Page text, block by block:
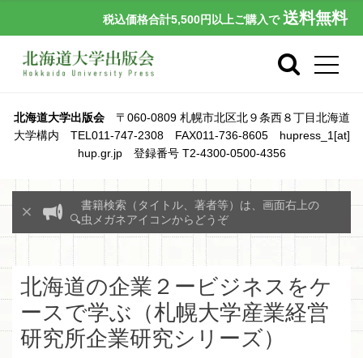
税込価格合計5,500円以上ご購入で 送料無料
北海道大学出版会〒060-0809 札幌市北区北９条西８丁目北海道
大学構内 TEL011-747-2308 FAX011-736-8605 hupress_1[at]
hup.gr.jp 登録番号 T2-4300-0500-4356
書籍検索（タイトル、著者等）は、画面右上の
🔍虫メガネアイコンからどうぞ
北海道の企業２ービジネスをケ
ースで学ぶ（札幌大学産業経営
研究所企業研究シリーズ）